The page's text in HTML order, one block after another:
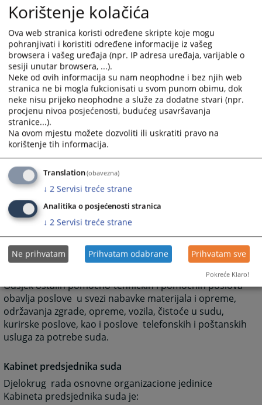
administrativno-tehničkog postupanja sa svim
vrstama pismena u sudu sukladno Pravilniku o
organizaciji i načinu unutarnjeg poslovanja u sudovima
Hercegovačko-neretvanske županije, te primjenjuje
projekte u svezi unapređenja rada suda.
2. Računovodstvo
Računovodstvo vrši sve poslove koji se odnose na
proračunsko i vanproračunsko financijsko i materijalno
poslovanje suda, sukladno sa Zakonom o riznici
Federacije BiH („Službene novine F BiH“ broj 19/03) i
Zakonom o računovodstvu F BiH („Službene novine F
3. Odsjek asistenata sudaca
Odsjek asistenata sudaca obavlja sve poslove u svezi
rada po predmetima kod sudaca po prijepisu ili diktatu
kao i druge prateće administrativne poslove u svezi
rada kod sudaca prema rasporedu poslova uključujući
snimanja suđenja u sudnicama.
4. Odsjek ostalih pomoćno-tehničkih i pomoćnih
Odsjek ostalih pomoćno-tehničkih i pomoćnih poslova
obavlja poslove u svezi nabavke materijala i opreme,
održavanja zgrade, opreme, vozila, čistoće u sudu,
kurirske poslove, kao i poslove telefonskih i poštanskih
usluga za potrebe suda.
Kabinet predsjednika suda
Djelokrug rada osnovne organizacione jedinice
Kabineta predsjednika suda je:
Korištenje kolačića
Ova web stranica koristi određene skripte koje mogu
pohranjivati i koristiti određene informacije iz vašeg
browsera i vašeg uređaja (npr. IP adresa uređaja, varijable o
sesiji unutar browsera, ...).
Neke od ovih informacija su nam neophodne i bez njih web
stranica ne bi mogla fukcionisati u svom punom obimu, dok
neke nisu prijeko neophodne a služe za dodatne stvari (npr.
procjenu nivoa posjećenosti, budućeg usavršavanja
stranice...).
Na ovom mjestu možete dozvoliti ili uskratiti pravo na
korištenje tih informacija.
Translation(obavezna)
↓ 2 Servisi treće strane
Analitika o posjećenosti stranica
↓ 2 Servisi treće strane
Ne prihvatam Prihvatam odabrane Prihvatam sve
Pokreće Klaro!